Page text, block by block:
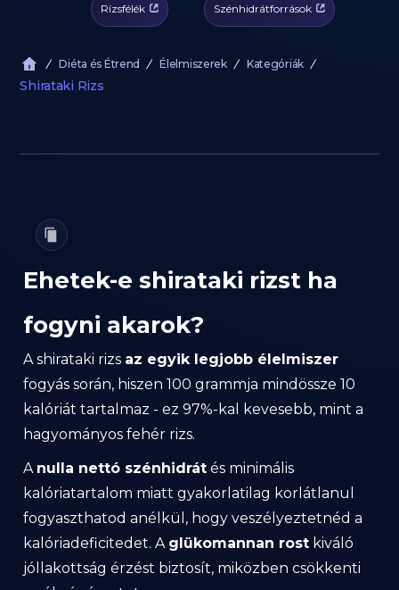
Rízsfélék Szénhidrátforrások
Diéta és Étrend Élelmiszerek Kategóriák
Shirataki Rizs
Ehetek-e shirataki rizst ha
fogyni akarok?
A shirataki rizs az egyik legjobb élelmiszer
fogyás során, hiszen 100 grammja mindössze 10
kalóriát tartalmaz - ez 97%-kal kevesebb, mint a
hagyományos fehér rizs.
A nulla nettó szénhidrát és minimális
kalóriatartalom miatt gyakorlatilag korlátlanul
fogyaszthatod anélkül, hogy veszélyeztetnéd a
kalóriadeficitedet. A glükomannan rost kiváló
jóllakottság érzést biztosít, miközben csökkenti